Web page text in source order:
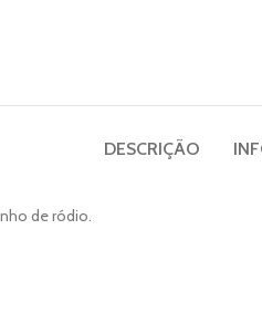
DESCRIÇÃO
de ródio.